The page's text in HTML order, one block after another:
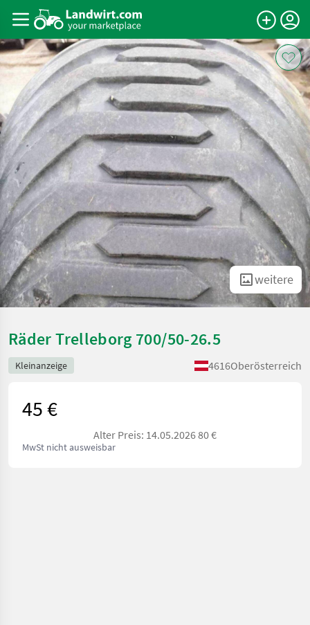
weitere
Räder Trelleborg 700/50-26.5
Kleinanzeige 4616Oberösterreich
45 €
Alter Preis: 14.05.2026 80 €
MwSt nicht ausweisbar